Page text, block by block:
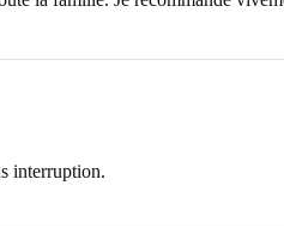
interruption.